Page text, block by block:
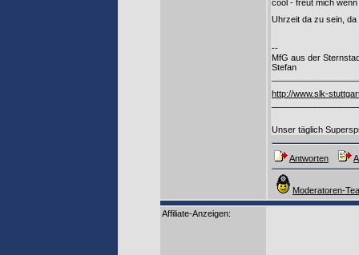
cool - freut mich
Uhrzeit da zu sein,
--
MfG aus der
Stefan
http://www.slk-
Unser täglich
Antworten
Moderatoren-
Affiliate-Anzeigen: